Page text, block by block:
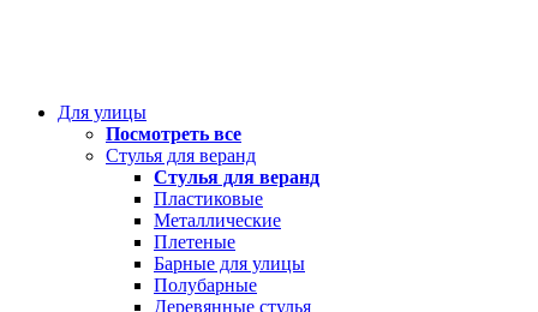
Для улицы
Посмотреть все
Стулья для веранд
Стулья для веранд
Пластиковые
Металлические
Плетеные
Барные для улицы
Полубарные
Деревянные стулья